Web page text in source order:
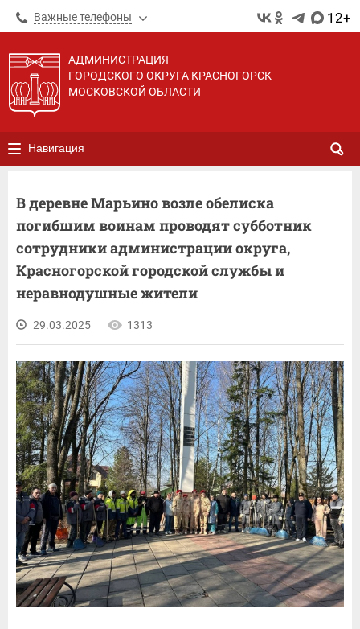
Важные телефоны 12+
АДМИНИСТРАЦИЯ
ГОРОДСКОГО ОКРУГА КРАСНОГОРСК
МОСКОВСКОЙ ОБЛАСТИ
Навигация
В деревне Марьино возле обелиска
погибшим воинам проводят субботник
сотрудники администрации округа,
Красногорской городской службы и
неравнодушные жители
29.03.2025 1313